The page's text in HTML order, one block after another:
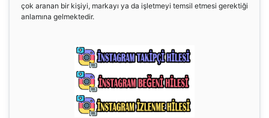
çok aranan bir kişiyi, markayı ya da işletmeyi temsil etmesi gerektiği
anlamına gelmektedir.